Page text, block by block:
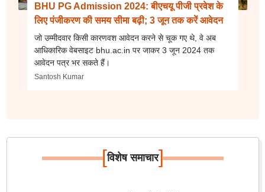
BHU PG Admission 2024: बीएचयू पीजी प्रवेश के
लिए पंजीकरण की समय सीमा बढ़ी; 3 जून तक करें आवेदन
जो उम्मीदवार किसी कारणवश आवेदन करने से चूक गए थे, वे अब
आधिकारिक वेबसाइट bhu.ac.in पर जाकर 3 जून 2024 तक
आवेदन पत्र भर सकते हैं।
Santosh Kumar
[विशेष समाचार]